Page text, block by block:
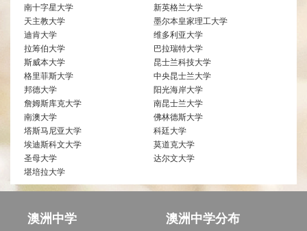
南十字星大学
新英格兰大学
天主教大学
墨尔本皇家理工大学
迪肯大学
维多利亚大学
拉筹伯大学
巴拉瑞特大学
斯威本大学
昆士兰科技大学
格里菲斯大学
中央昆士兰大学
邦德大学
阳光海岸大学
詹姆斯库克大学
南昆士兰大学
南澳大学
佛林德斯大学
塔斯马尼亚大学
科廷大学
埃迪斯科文大学
莫道克大学
圣母大学
达尔文大学
堪培拉大学
澳洲中学 澳洲中学分布